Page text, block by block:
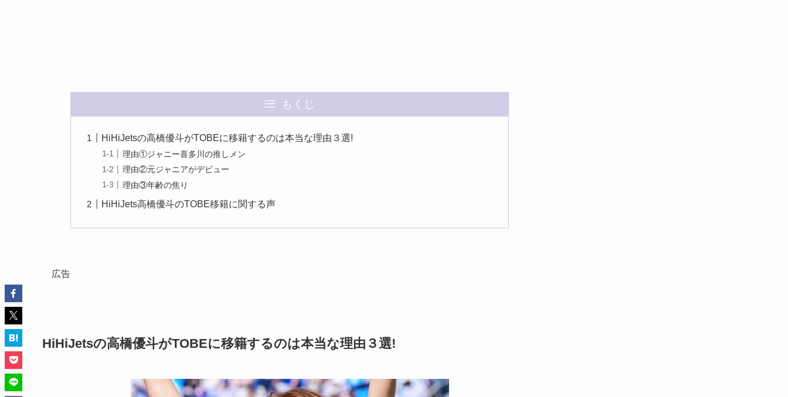
もくじ
HiHiJetsの高橋優斗がTOBEに移籍するのは本当な理由３選!
理由①ジャニー喜多川の推しメン
理由②元ジャニアがデビュー
理由③年齢の焦り
HiHiJets高橋優斗のTOBE移籍に関する声
広告
HiHiJetsの高橋優斗がTOBEに移籍するのは本当な理由３選!